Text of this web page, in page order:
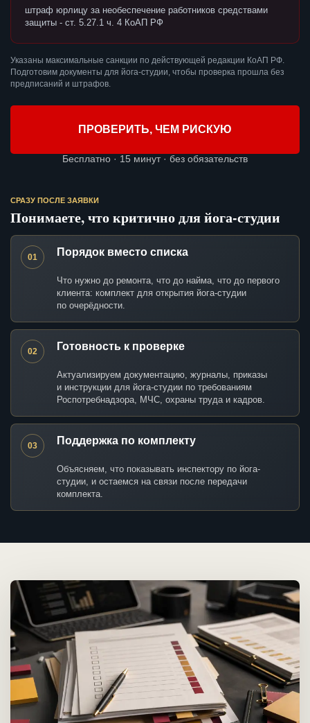
штраф юрлицу за необеспечение работников средствами
защиты - ст. 5.27.1 ч. 4 КоАП РФ
Указаны максимальные санкции по действующей редакции КоАП РФ.
Подготовим документы для йога-студии, чтобы проверка прошла без
предписаний и штрафов.
ПРОВЕРИТЬ, ЧЕМ РИСКУЮ
Бесплатно · 15 минут · без обязательств
СРАЗУ ПОСЛЕ ЗАЯВКИ
Понимаете, что критично для йога-студии
01 Порядок вместо списка
Что нужно до ремонта, что до найма, что до первого
клиента: комплект для открытия йога-студии
по очерёдности.
02 Готовность к проверке
Актуализируем документацию, журналы, приказы
и инструкции для йога-студии по требованиям
Роспотребнадзора, МЧС, охраны труда и кадров.
03 Поддержка по комплекту
Объясняем, что показывать инспектору по йога-
студии, и остаемся на связи после передачи
комплекта.